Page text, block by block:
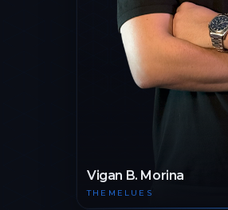
Vigan B. Morina
THEMELUES